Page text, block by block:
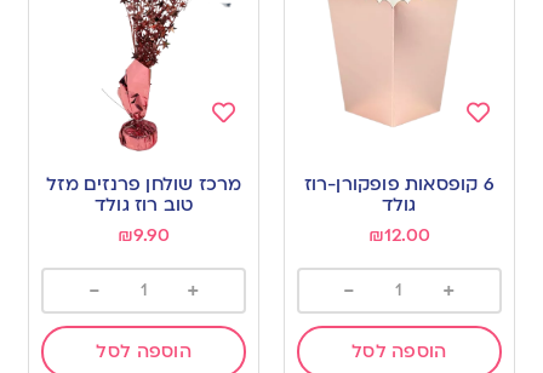
to
wishlist
6 קופסאות פופקורן-רוז
גולד
₪12.00
+
-
הוספה לסל
to
wishlist
מרכז שולחן פרנזים מזל
טוב רוז גולד
₪9.90
+
-
הוספה לסל